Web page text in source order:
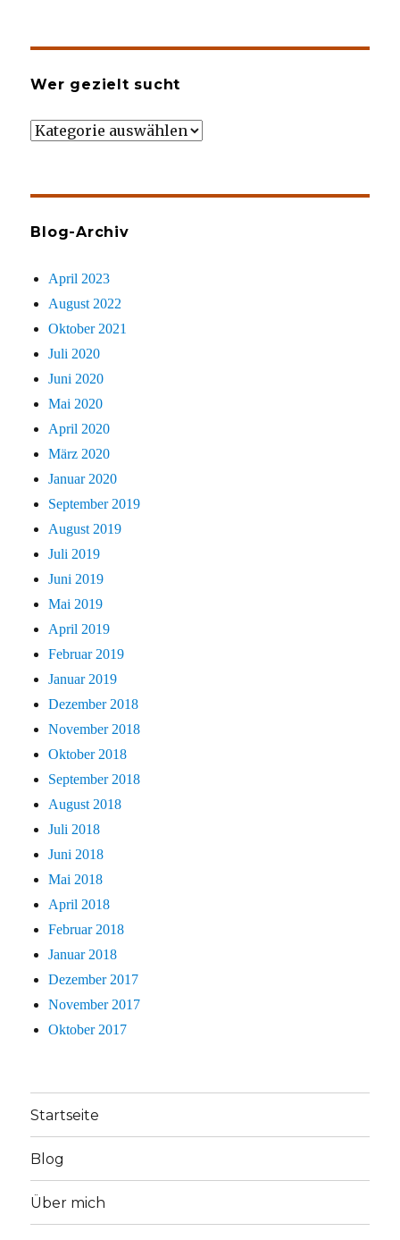
Wer gezielt sucht
Wer
Blog-Archiv
April 2023
August 2022
Oktober 2021
Juli 2020
Juni 2020
Mai 2020
April 2020
März 2020
Januar 2020
September 2019
August 2019
Juli 2019
Juni 2019
Mai 2019
April 2019
Februar 2019
Januar 2019
Dezember 2018
November 2018
Oktober 2018
September 2018
August 2018
Juli 2018
Juni 2018
Mai 2018
April 2018
Februar 2018
Januar 2018
Dezember 2017
November 2017
Oktober 2017
Startseite
Blog
Über mich